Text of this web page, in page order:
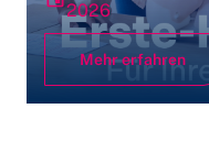
2026
Mehr erfahren